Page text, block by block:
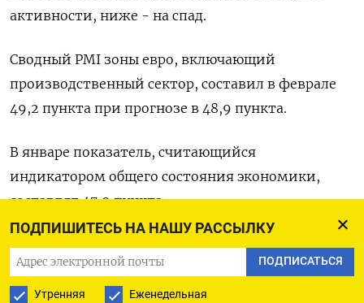
ПОДПИШИТЕСЬ НА НАШУ РАССЫЛКУ
ПОДПИСАТЬСЯ
Утренняя Еженедельная
активности, ниже - на спад.
Сводный PMI зоны евро, включающий
производственный сектор, составил в феврале
49,2 пункта при прогнозе в 48,9 пункта.
В январе показатель, считающийся
индикатором общего состояния экономики,
составлял 47,9 пункта.
(Бюро Рейтер в Гданьске)